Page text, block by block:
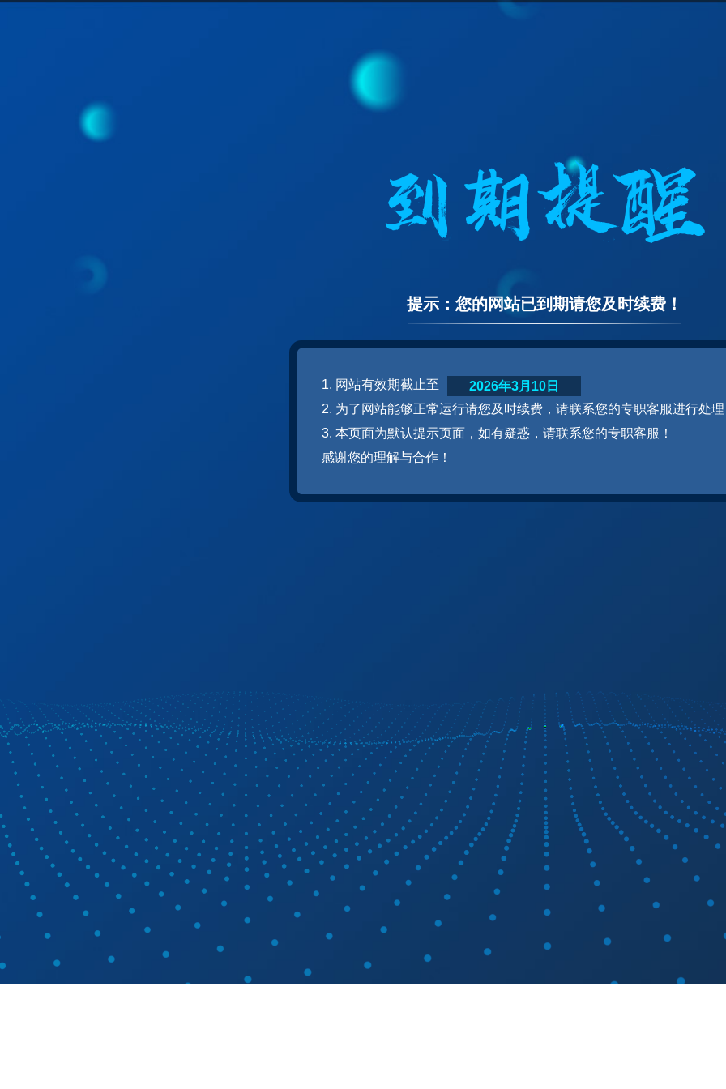
提示：您的网站已到期请您及时续费！
1. 网站有效期截止至
2. 为了网站能够正常运行请您及时续费，请联系您的专职客服进行处
3. 本页面为默认提示页面，如有疑惑，请联系您的专职客服！
感谢您的理解与合作！
2026年3月10日